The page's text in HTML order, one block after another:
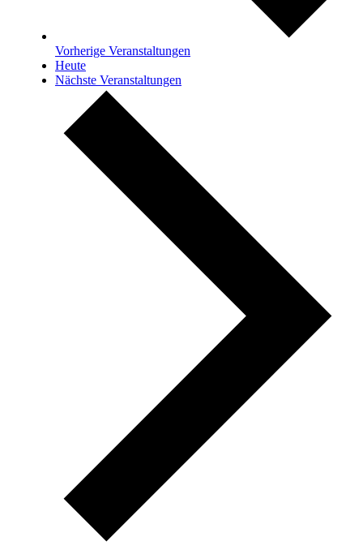
Vorherige Veranstaltungen
Heute
Nächste Veranstaltungen